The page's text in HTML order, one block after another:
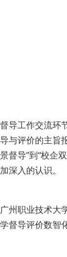
督导工作交流环
导与评价的主旨
景督导”到“校企
加深入的认识。
广州职业技术大
学督导评价数智